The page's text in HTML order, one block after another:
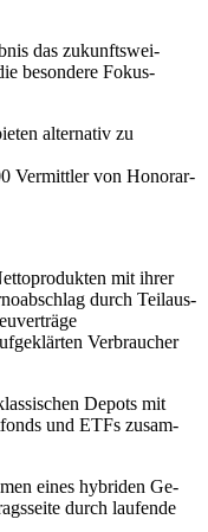
das zukunftswei-
besondere Fokus-
alternativ zu
Vermittler von Honorar-
mit ihrer
durch Teilaus-
Verbraucher
Depots mit
und ETFs zusam-
eines hybriden Ge-
durch laufende